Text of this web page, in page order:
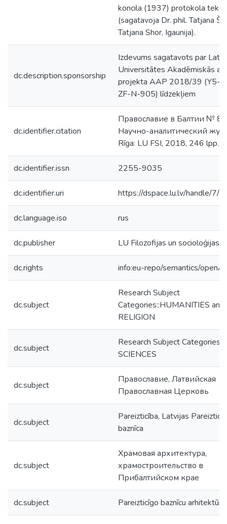
koncila (1937) protokola
(sagatavoja Dr. phil. Tatjana
Tatjana Shor, Igaunija).
dc.description.sponsorship
Izdevums sagatavots par
Universitātes Akadēmiskās
projekta AAP 2018/39 (Y5-
ZF-N-905) līdzekļiem
dc.identifier.citation
Православие в Балтии № 8
Научно-аналитический
Rīga: LU FSI, 2018, 246 lpp.
dc.identifier.issn 2255-9035
dc.identifier.uri https://dspace.lu.lv/handle/7/
dc.language.iso rus
dc.publisher LU Filozofijas un socioloģijas
dc.rights info:eu-repo/semantics/
dc.subject
Research Subject
Categories::HUMANITIES and
RELIGION
dc.subject
Research Subject
SCIENCES
dc.subject
Православие, Латвийская
Православная Церковь
dc.subject
Pareizticība, Latvijas
baznīca
dc.subject
Храмовая архитектура,
храмостроительство в
Прибалтийском крае
dc.subject Pareizticīgo baznīcu arhitektūra